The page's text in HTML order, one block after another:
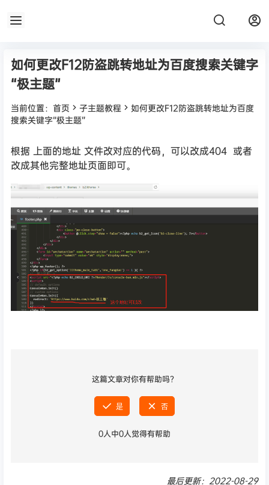
如何更改F12防盗跳转地址为百度搜索关键字
“极主题”
当前位置： 首页 子主题教程
如何更改F12防盗跳转地址为百度
搜索关键字“极主题”
根据 上面的地址 文件改对应的代码，可以改成404 或者
改成其他完整地址页面即可。
这篇文章对你有帮助吗？
是 否
0人中0人觉得有帮助
最后更新：2022-08-29